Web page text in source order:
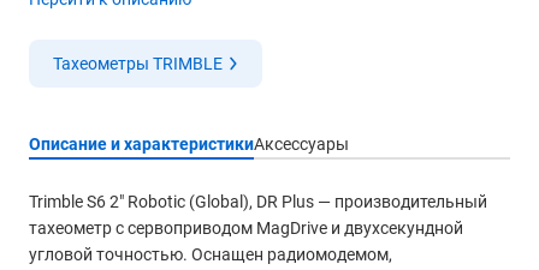
Тахеометры TRIMBLE
Описание и характеристикиАксессуары
Trimble S6 2″ Robotic (Global), DR Plus — производительный
тахеометр с сервоприводом MagDrive и двухсекундной
угловой точностью. Оснащен радиомодемом,